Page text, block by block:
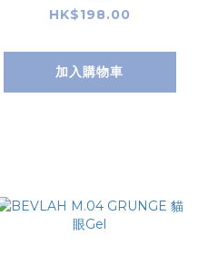
HK$198.00
加入購物車